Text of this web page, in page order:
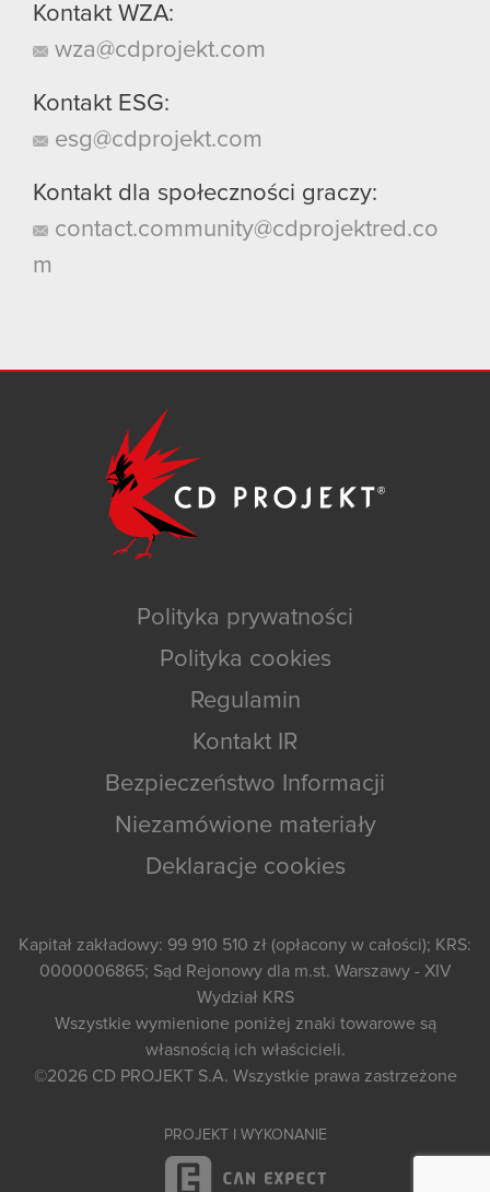
Kontakt WZA:
wza@cdprojekt.com
Kontakt ESG:
esg@cdprojekt.com
Kontakt dla społeczności graczy:
contact.community@cdprojektred.co
m
Polityka prywatności
Polityka cookies
Regulamin
Kontakt IR
Bezpieczeństwo Informacji
Niezamówione materiały
Deklaracje cookies
Kapitał zakładowy: 99 910 510 zł (opłacony w całości); KRS:
0000006865; Sąd Rejonowy dla m.st. Warszawy - XIV
Wydział KRS
Wszystkie wymienione poniżej znaki towarowe są
własnością ich właścicieli.
©2026 CD PROJEKT S.A. Wszystkie prawa zastrzeżone
PROJEKT I WYKONANIE